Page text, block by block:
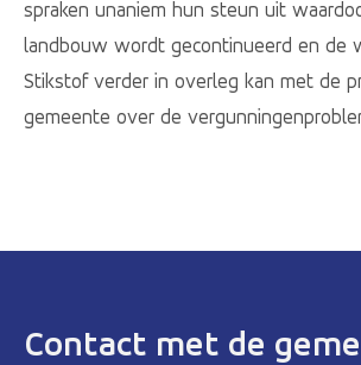
spraken unaniem hun steun uit
landbouw wordt gecontinueerd en de
Stikstof verder in overleg kan met de
gemeente over de
Contact met de